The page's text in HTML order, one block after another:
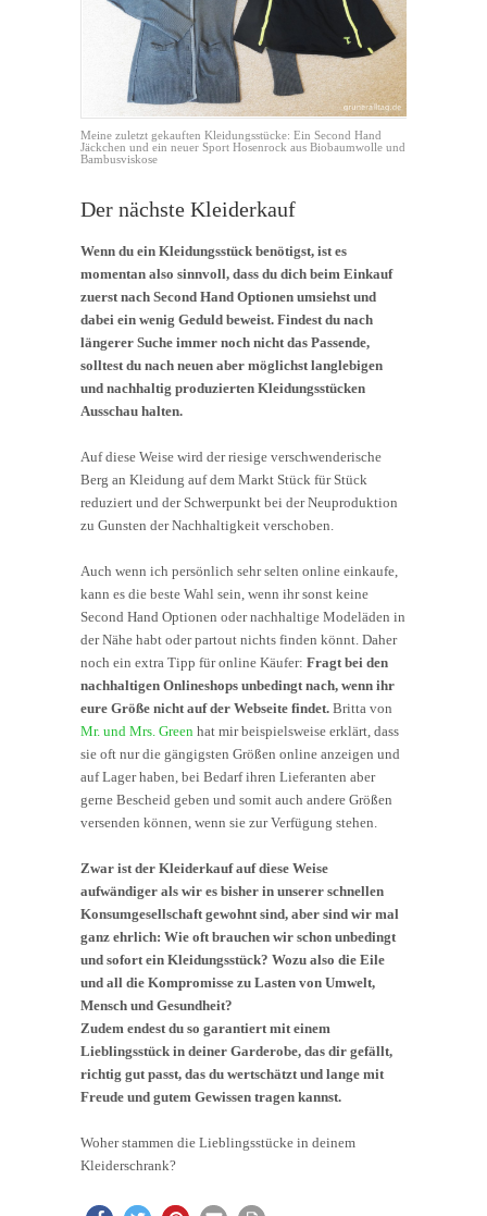
Meine zuletzt gekauften Kleidungsstücke: Ein Second Hand
Jäckchen und ein neuer Sport Hosenrock aus Biobaumwolle und
Bambusviskose
Der nächste Kleiderkauf
Wenn du ein Kleidungsstück benötigst, ist es
momentan also sinnvoll, dass du dich beim Einkauf
zuerst nach Second Hand Optionen umsiehst und
dabei ein wenig Geduld beweist. Findest du nach
längerer Suche immer noch nicht das Passende,
solltest du nach neuen aber möglichst langlebigen
und nachhaltig produzierten Kleidungsstücken
Ausschau halten.
Auf diese Weise wird der riesige verschwenderische
Berg an Kleidung auf dem Markt Stück für Stück
reduziert und der Schwerpunkt bei der Neuproduktion
zu Gunsten der Nachhaltigkeit verschoben.
Auch wenn ich persönlich sehr selten online einkaufe,
kann es die beste Wahl sein, wenn ihr sonst keine
Second Hand Optionen oder nachhaltige Modeläden in
der Nähe habt oder partout nichts finden könnt. Daher
noch ein extra Tipp für online Käufer: Fragt bei den
nachhaltigen Onlineshops unbedingt nach, wenn ihr
eure Größe nicht auf der Webseite findet. Britta von
Mr. und Mrs. Green hat mir beispielsweise erklärt, dass
sie oft nur die gängigsten Größen online anzeigen und
auf Lager haben, bei Bedarf ihren Lieferanten aber
gerne Bescheid geben und somit auch andere Größen
versenden können, wenn sie zur Verfügung stehen.
Zwar ist der Kleiderkauf auf diese Weise
aufwändiger als wir es bisher in unserer schnellen
Konsumgesellschaft gewohnt sind, aber sind wir mal
ganz ehrlich: Wie oft brauchen wir schon unbedingt
und sofort ein Kleidungsstück? Wozu also die Eile
und all die Kompromisse zu Lasten von Umwelt,
Mensch und Gesundheit?
Zudem endest du so garantiert mit einem
Lieblingsstück in deiner Garderobe, das dir gefällt,
richtig gut passt, das du wertschätzt und lange mit
Freude und gutem Gewissen tragen kannst.
Woher stammen die Lieblingsstücke in deinem
Kleiderschrank?